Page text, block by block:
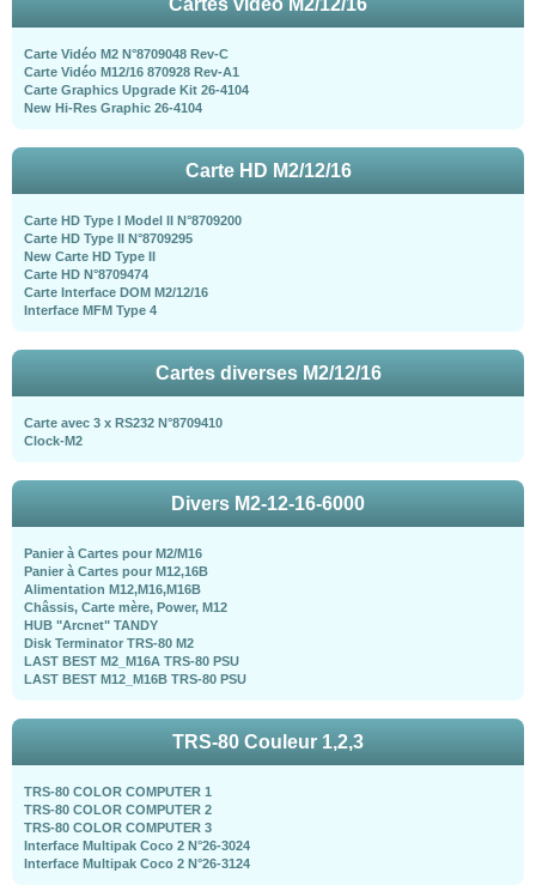
Carte Vidéo M2 N°8709048 Rev-C
Carte Vidéo M12/16 870928 Rev-A1
Carte Graphics Upgrade Kit 26-4104
New Hi-Res Graphic 26-4104
Carte HD M2/12/16
Carte HD Type I Model II N°8709200
Carte HD Type II N°8709295
New Carte HD Type II
Carte HD N°8709474
Carte Interface DOM M2/12/16
Interface MFM Type 4
Cartes diverses M2/12/16
Carte avec 3 x RS232 N°8709410
Clock-M2
Divers M2-12-16-6000
Panier à Cartes pour M2/M16
Panier à Cartes pour M12,16B
Alimentation M12,M16,M16B
Châssis, Carte mère, Power, M12
HUB "Arcnet" TANDY
Disk Terminator TRS-80 M2
LAST BEST M2_M16A TRS-80 PSU
LAST BEST M12_M16B TRS-80 PSU
TRS-80 Couleur 1,2,3
TRS-80 COLOR COMPUTER 1
TRS-80 COLOR COMPUTER 2
TRS-80 COLOR COMPUTER 3
Interface Multipak Coco 2 N°26-3024
Interface Multipak Coco 2 N°26-3124